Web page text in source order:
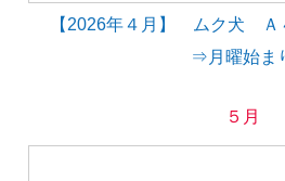
【2026年４月】 ムク犬
⇒月曜始ま
５月